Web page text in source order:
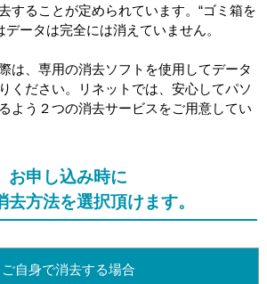
することが定められています。“ゴミ箱を
データは完全には消えていません。
は、専用の消去ソフトを使用してデータ
ください。リネットでは、安心してパソ
よう２つの消去サービスをご用意してい
お申し込み時に
去方法を選択頂けます。
ご自身で消去する場合